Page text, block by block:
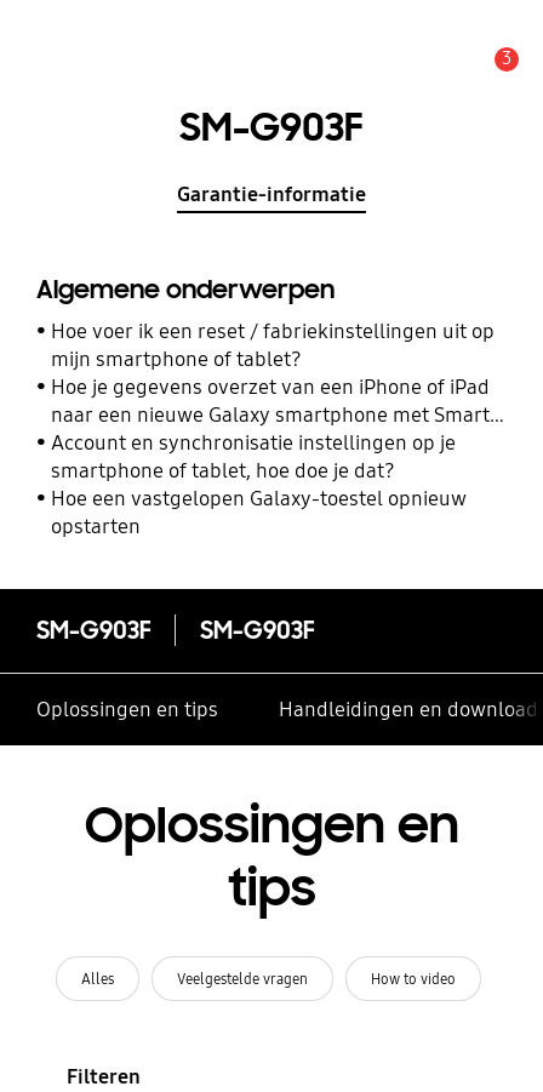
3
SM-G903F
Garantie-informatie
Algemene onderwerpen
Hoe voer ik een reset / fabriekinstellingen uit op
mijn smartphone of tablet?
Hoe je gegevens overzet van een iPhone of iPad
naar een nieuwe Galaxy smartphone met Smart
Switch
Account en synchronisatie instellingen op je
smartphone of tablet, hoe doe je dat?
Hoe een vastgelopen Galaxy-toestel opnieuw
opstarten
SM-G903F SM-G903F
Oplossingen en tips Handleidingen en
Oplossingen en
tips
Alles Veelgestelde vragen How to video
Filteren